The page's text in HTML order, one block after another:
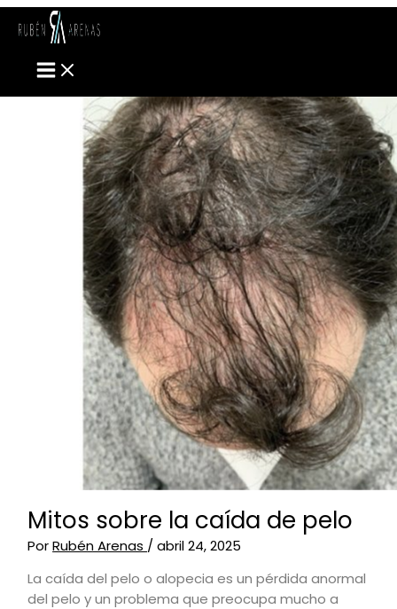
Ir
MAIN
MENU
Mitos sobre la caída de pelo
PorRubén Arenas /abril 24, 2025
La caída del pelo o alopecia es un pérdida anormal
del pelo y un problema que preocupa mucho a